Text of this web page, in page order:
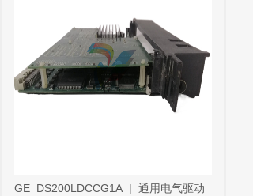
GE DS200LDCCG1A | 通用电气驱动